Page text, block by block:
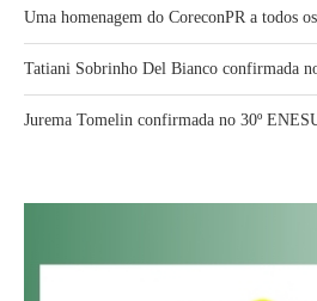
Uma homenagem do CoreconPR a todos
Tatiani Sobrinho Del Bianco confirmada
Jurema Tomelin confirmada no 30º